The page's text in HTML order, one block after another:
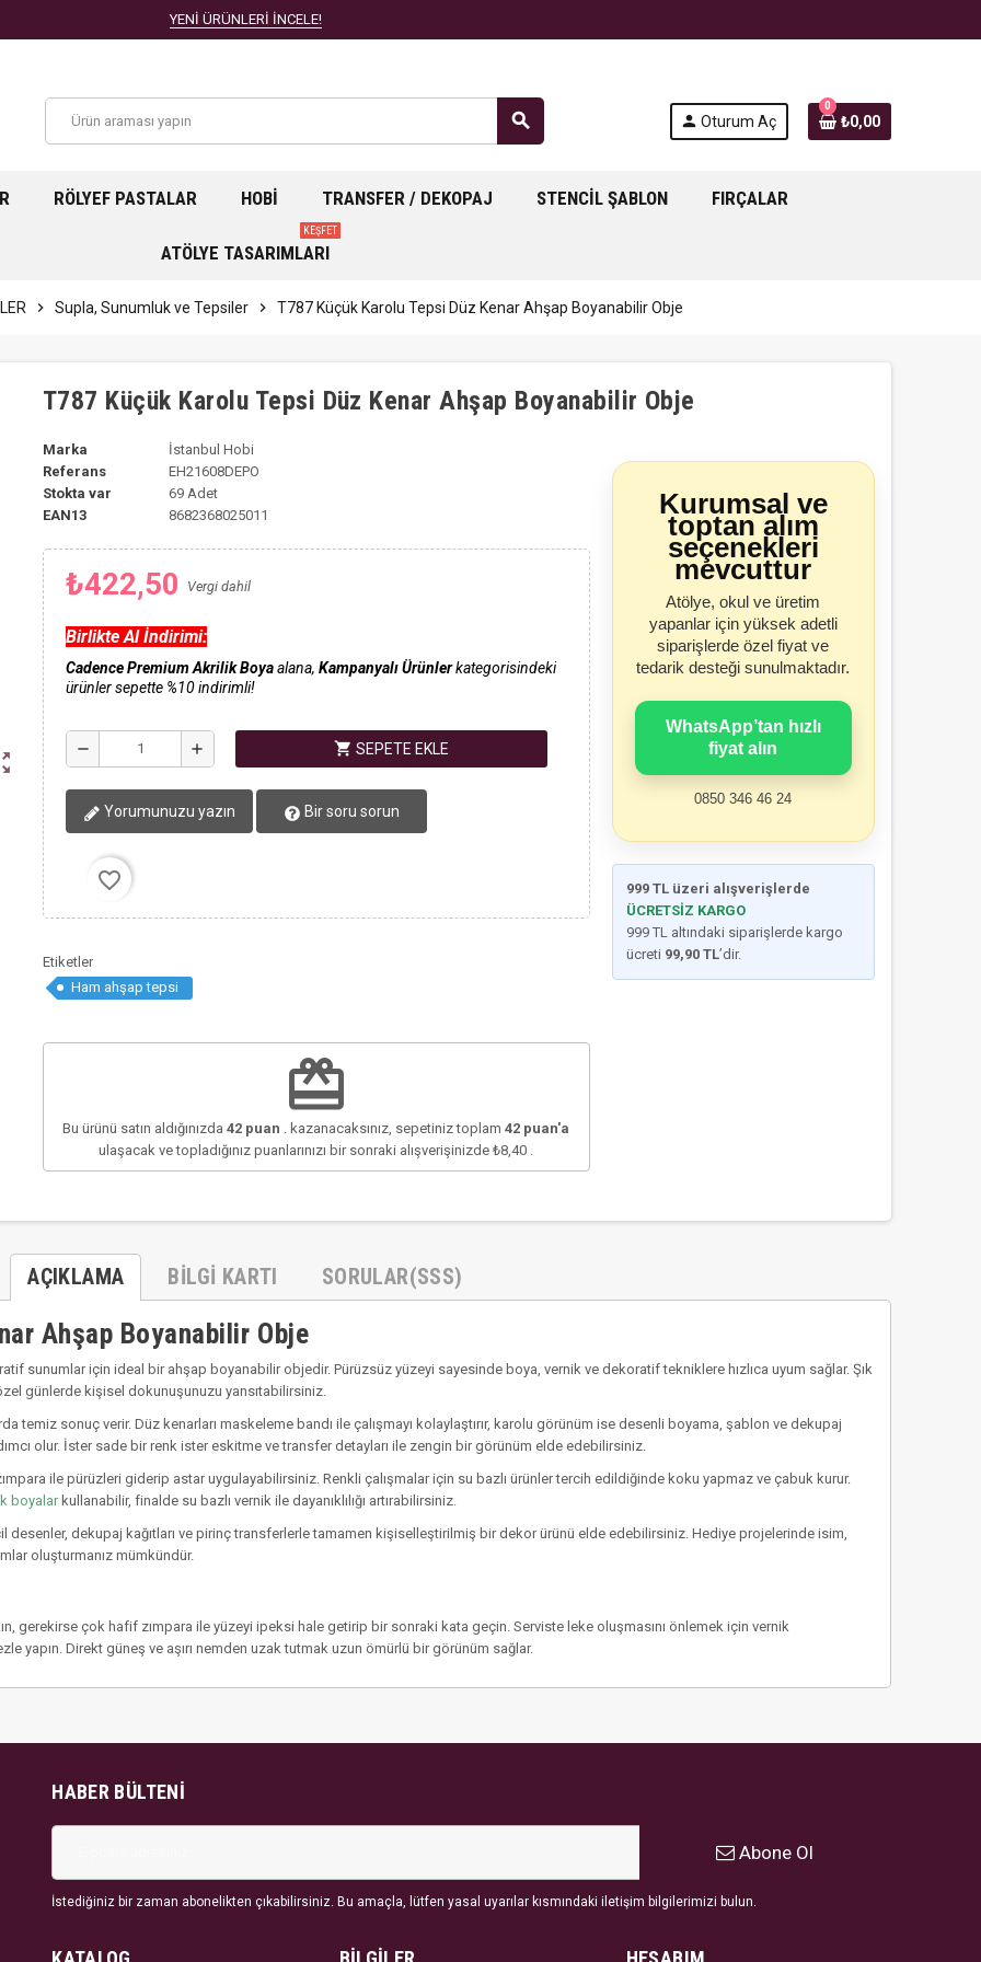
YENİ ÜRÜNLERİ İNCELE!
search person Oturum Aç
0
₺0,00
RÖLYEF PASTALAR HOBI TRANSFER / DEKOPAJ STENCIL ŞABLON FIRÇALAR
ATÖLYE TASARIMLARI
KEŞFET
chevron_right Supla, Sunumluk ve Tepsiler chevron_right T787 Küçük Karolu Tepsi Düz Kenar Ahşap Boyanabilir Obje
T787 Küçük Karolu Tepsi Düz Kenar Ahşap Boyanabilir Obje
Marka
İstanbul Hobi
Referans
EH21608DEPO
Stokta var
69 Adet
EAN13
8682368025011
₺422,50 Vergi dahil
Birlikte Al İndirimi:
Cadence Premium Akrilik Boyaalana, Kampanyalı Ürünlerkategorisindeki
ürünler sepette %10 indirimli!
remove add shopping_cart SEPETE EKLE
Yorumunuzu yazın Bir soru sorun
favorite_border
Etiketler
Ham ahşap tepsi
redeem
Bu ürünü satın aldığınızda42 puan . kazanacaksınız, sepetiniz toplam42 puan'a
ulaşacak ve topladığınız puanlarınızı bir sonraki alışverişinizde₺8,40
Kurumsal ve
toptan alım
seçenekleri
mevcuttur
Atölye, okul ve üretim
yapanlar için yüksek adetli
siparişlerde özel fiyat ve
tedarik desteği sunulmaktadır.
WhatsApp’tan hızlı
fiyat alın
0850 346 46 24
999 TL üzeri alışverişlerde
ÜCRETSİZ KARGO
999 TL altındaki siparişlerde kargo
ücreti 99,90 TL’dir.
AÇIKLAMA BILGI KARTI SORULAR(SSS)
Ahşap Boyanabilir Obje
sunumlar için ideal bir ahşap boyanabilir objedir. Pürüzsüz yüzeyi sayesinde boya, vernik ve dekoratif tekniklere hızlıca uyum sağlar. Şık
günlerde kişisel dokunuşunuzu yansıtabilirsiniz.
temiz sonuç verir. Düz kenarları maskeleme bandı ile çalışmayı kolaylaştırır, karolu görünüm ise desenli boyama, şablon ve dekupaj
olur. İster sade bir renk ister eskitme ve transfer detayları ile zengin bir görünüm elde edebilirsiniz.
ile pürüzleri giderip astar uygulayabilirsiniz. Renkli çalışmalar için su bazlı ürünler tercih edildiğinde koku yapmaz ve çabuk kurur.
boyalarkullanabilir, finalde su bazlı vernik ile dayanıklılığı artırabilirsiniz.
desenler, dekupaj kağıtları ve pirinç transferlerle tamamen kişiselleştirilmiş bir dekor ürünü elde edebilirsiniz. Hediye projelerinde isim,
oluşturmanız mümkündür.
gerekirse çok hafif zımpara ile yüzeyi ipeksi hale getirip bir sonraki kata geçin. Serviste leke oluşmasını önlemek için vernik
yapın. Direkt güneş ve aşırı nemden uzak tutmak uzun ömürlü bir görünüm sağlar.
HABER BÜLTENI
Abone Ol
İstediğiniz bir zaman abonelikten çıkabilirsiniz. Bu amaçla, lütfen yasal uyarılar kısmındaki iletişim bilgilerimizi bulun.